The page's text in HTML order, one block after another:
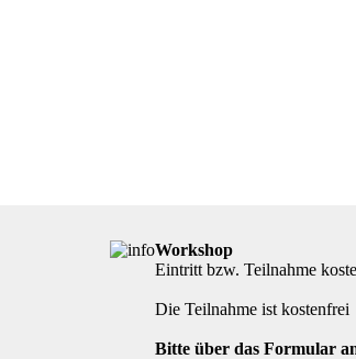
Workshop
Eintritt bzw. Teilnahme
Die Teilnahme ist kostenfrei
Bitte über das Formular